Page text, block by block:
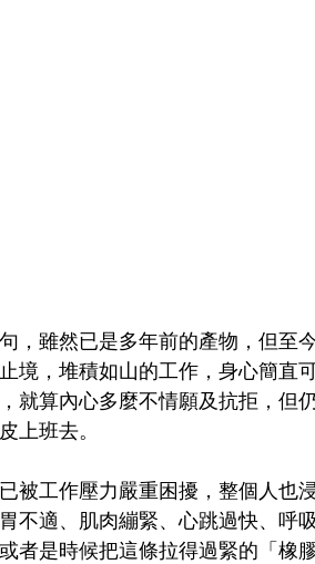
，雖然已是多年前的產物，但至
境，堆積如山的工作，身心簡直
就算內心多麼不情願及抗拒，但
上班去。
被工作壓力嚴重困擾，整個人也
不適、肌肉繃緊、心跳過快、呼
者是時候把這條拉得過緊的「橡